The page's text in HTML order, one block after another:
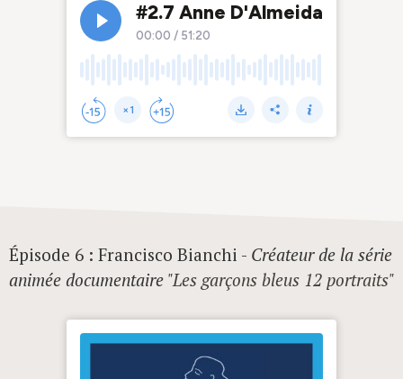
Épisode 6 : Francisco Bianchi - Créateur de la série
animée documentaire "Les garçons bleus 12 portraits"